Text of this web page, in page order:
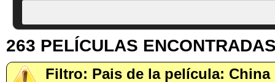
263 PELÍCULAS
Filtro: Pais de la película: China